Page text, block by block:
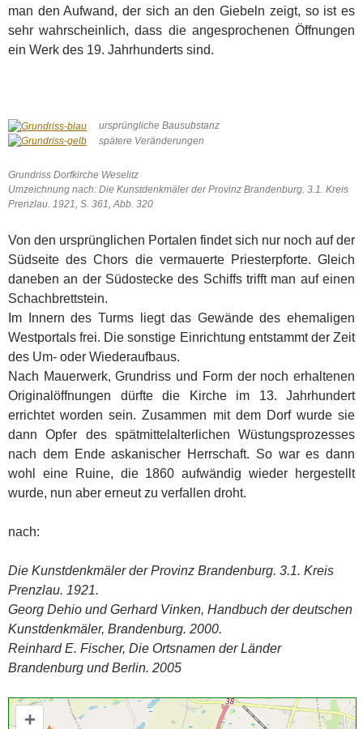
man den Aufwand, der sich an den Giebeln zeigt, so ist es
sehr wahrscheinlich, dass die angesprochenen Öffnungen
ein Werk des 19. Jahrhunderts sind.
ursprüngliche Bausubstanz
spätere Veränderungen
Grundriss Dorfkirche Weselitz
Umzeichnung nach: Die Kunstdenkmäler der Provinz Brandenburg. 3.1. Kreis
Prenzlau. 1921, S. 361, Abb. 320
Von den ursprünglichen Portalen findet sich nur noch auf der
Südseite des Chors die vermauerte Priesterpforte. Gleich
daneben an der Südostecke des Schiffs trifft man auf einen
Schachbrettstein.
Im Innern des Turms liegt das Gewände des ehemaligen
Westportals frei. Die sonstige Einrichtung entstammt der Zeit
des Um- oder Wiederaufbaus.
Nach Mauerwerk, Grundriss und Form der noch erhaltenen
Originalöffnungen dürfte die Kirche im 13. Jahrhundert
errichtet worden sein. Zusammen mit dem Dorf wurde sie
dann Opfer des spätmittelalterlichen Wüstungsprozesses
nach dem Ende askanischer Herrschaft. So war es dann
wohl eine Ruine, die 1860 aufwändig wieder hergestellt
wurde, nun aber erneut zu verfallen droht.
nach:
Die Kunstdenkmäler der Provinz Brandenburg. 3.1. Kreis
Prenzlau. 1921.
Georg Dehio und Gerhard Vinken, Handbuch der deutschen
Kunstdenkmäler, Brandenburg. 2000.
Reinhard E. Fischer, Die Ortsnamen der Länder
Brandenburg und Berlin. 2005
+